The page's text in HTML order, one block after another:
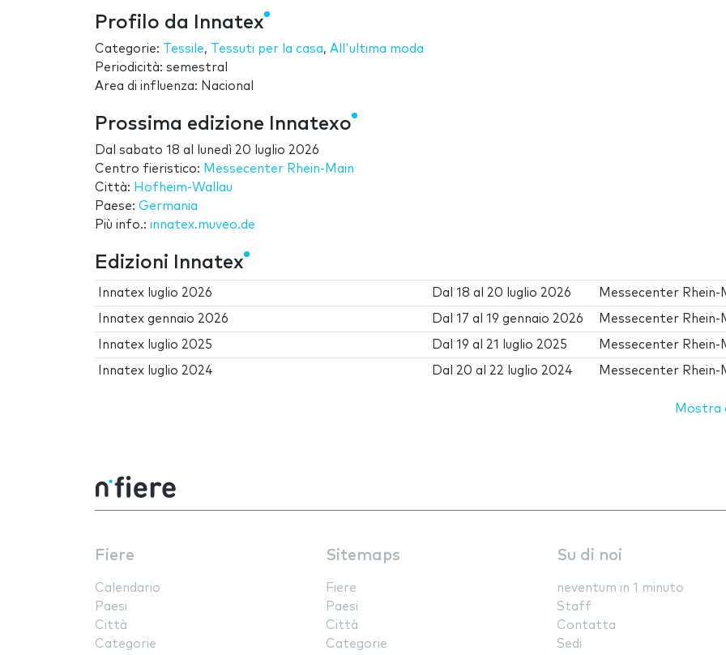
Profilo da Innatex
Categorie: Tessile, Tessuti per la casa, All'ultima moda
Periodicità: semestral
Area di influenza: Nacional
Prossima edizione Innatexo
Dal sabato 18 al
lunedì 20 luglio 2026
Centro fieristico: Messecenter Rhein-Main
Città: Hofheim-Wallau
Paese: Germania
Più info.: innatex.muveo.de
Edizioni Innatex
Innatex luglio 2026 Dal18 al 20 luglio 2026 Messecenter Rhein-
Innatex gennaio 2026 Dal17 al19 gennaio 2026 Messecenter Rhein-
Innatex luglio 2025 Dal19 al 21 luglio 2025 Messecenter Rhein-
Innatex luglio 2024 Dal 20 al 22 luglio 2024 Messecenter Rhein-
Mostra
Fiere
Calendario
Paesi
Città
Categorie
Sitemaps
Fiere
Paesi
Città
Categorie
Su di noi
neventum in 1 minuto
Staff
Contatta
Sedi